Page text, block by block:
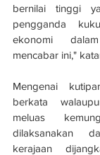
bernilai tinggi
pengganda
ekonomi
mencabar ini,"
Mengenai
berkata
meluas
dilaksanakan
kerajaan